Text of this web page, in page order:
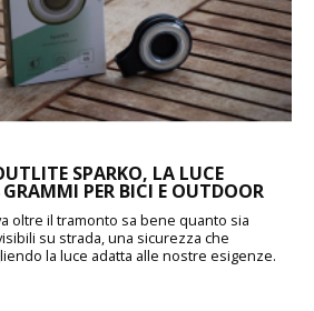
SPARKO, LA LUCE
PER BICI E OUTDOOR
oltre il tramonto sa bene quanto sia
su strada, una sicurezza che
la luce adatta alle nostre esigenze.